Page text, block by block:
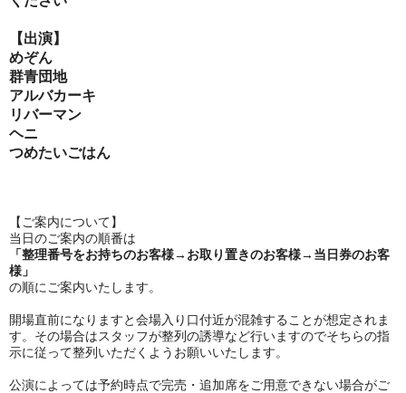
【出演】
めぞん
群青団地
アルバカーキ
リバーマン
ヘニ
つめたいごはん
【ご案内について】
︎当日のご案内の順番は
「整理番号をお持ちのお客様→お取り置きのお客様→当日券のお客
様」
の順にご案内いたします。
︎開場直前になりますと会場入り口付近が混雑することが想定されま
す。その場合はスタッフが整列の誘導など行いますのでそちらの指
示に従って整列いただくようお願いいたします。
︎公演によっては予約時点で完売・追加席をご用意できない場合がご